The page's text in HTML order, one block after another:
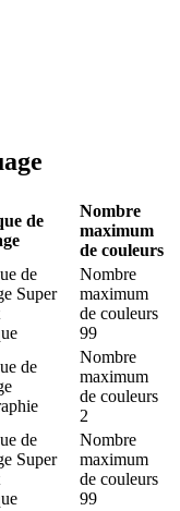
de
Nombre
maximum
de couleurs
de
Super
Nombre
maximum
de couleurs
99
de
Nombre
maximum
de couleurs
2
de
Super
Nombre
maximum
de couleurs
99